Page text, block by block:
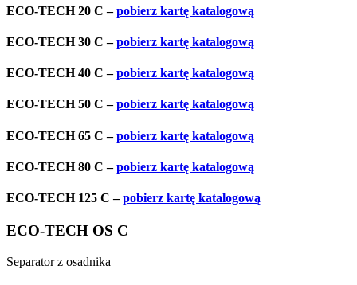
ECO-TECH 20 C –pobierz kartę katalogową
ECO-TECH 30 C –pobierz kartę katalogową
ECO-TECH 40 C –pobierz kartę katalogową
ECO-TECH 50 C –pobierz kartę katalogową
ECO-TECH 65 C –pobierz kartę katalogową
ECO-TECH 80 C –pobierz kartę katalogową
ECO-TECH 125 C –pobierz kartę katalogową
ECO-TECH OS C
Separator z osadnika